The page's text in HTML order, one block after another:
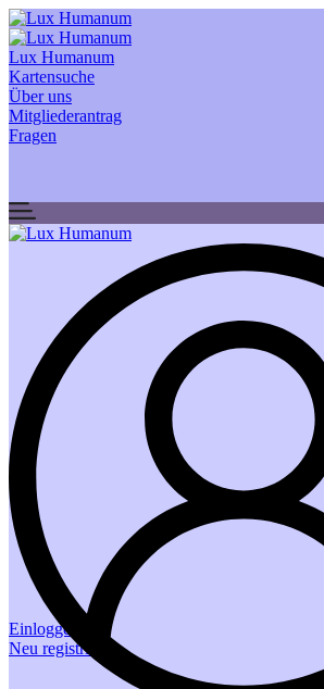
Lux Humanum
Kartensuche
Über uns
Mitgliederantrag
Fragen
Einloggen
Neu registrieren